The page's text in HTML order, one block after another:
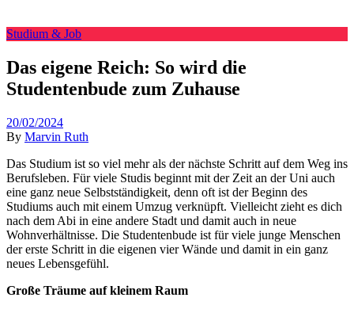
Studium & Job
Das eigene Reich: So wird die
Studentenbude zum Zuhause
20/02/2024
By Marvin Ruth
Das Studium ist so viel mehr als der nächste Schritt auf dem Weg ins
Berufsleben. Für viele Studis beginnt mit der Zeit an der Uni auch
eine ganz neue Selbstständigkeit, denn oft ist der Beginn des
Studiums auch mit einem Umzug verknüpft. Vielleicht zieht es dich
nach dem Abi in eine andere Stadt und damit auch in neue
Wohnverhältnisse. Die Studentenbude ist für viele junge Menschen
der erste Schritt in die eigenen vier Wände und damit in ein ganz
neues Lebensgefühl.
Große Träume auf kleinem Raum